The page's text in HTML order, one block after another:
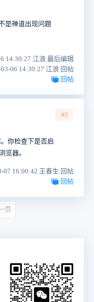
是禅道出现问题
14:30:27 江浪 最后编辑
06 14:30:27 江浪 回帖
回帖
#3
你检查下是否启
览器。
07 16:00:42 王春生 回帖
回帖
页